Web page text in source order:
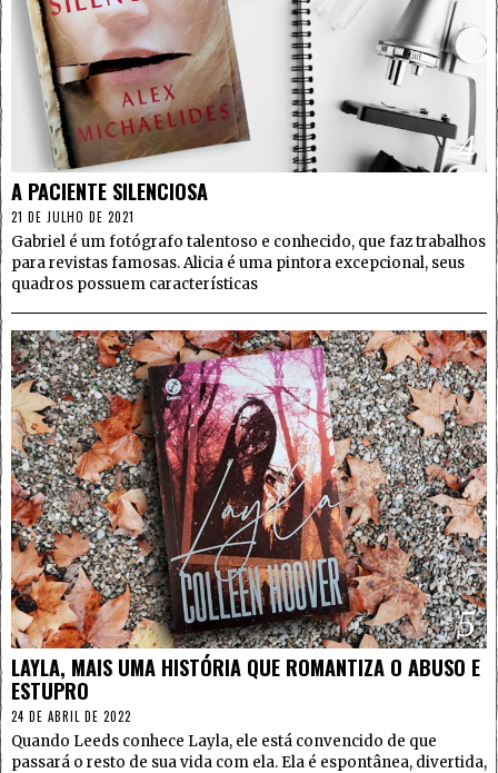
4
A PACIENTE SILENCIOSA
21 DE JULHO DE 2021
Gabriel é um fotógrafo talentoso e conhecido, que faz trabalhos
para revistas famosas. Alicia é uma pintora excepcional, seus
quadros possuem características
5
LAYLA, MAIS UMA HISTÓRIA QUE ROMANTIZA O ABUSO E
ESTUPRO
24 DE ABRIL DE 2022
Quando Leeds conhece Layla, ele está convencido de que
passará o resto de sua vida com ela. Ela é espontânea, divertida,